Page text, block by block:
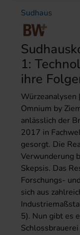
Sudhaus
1:
ihre
Würzeanalysen
Omnium by
anlässlich der
2017 in
gesorgt. Die
Verwunderung
Skepsis. Das
Forschungs-
sich aus
5). Nun gibt es